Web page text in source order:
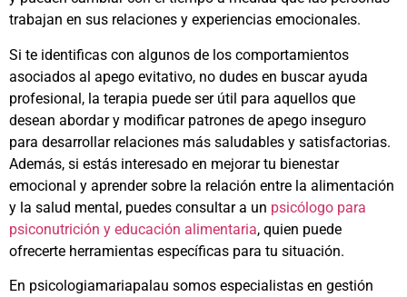
trabajan en sus relaciones y experiencias emocionales.
Si te identificas con algunos de los comportamientos
asociados al apego evitativo, no dudes en buscar ayuda
profesional, la terapia puede ser útil para aquellos que
desean abordar y modificar patrones de apego inseguro
para desarrollar relaciones más saludables y satisfactorias.
Además, si estás interesado en mejorar tu bienestar
emocional y aprender sobre la relación entre la alimentación
y la salud mental, puedes consultar a un psicólogo para
psiconutrición y educación alimentaria, quien puede
ofrecerte herramientas específicas para tu situación.
En psicologiamariapalau somos especialistas en gestión